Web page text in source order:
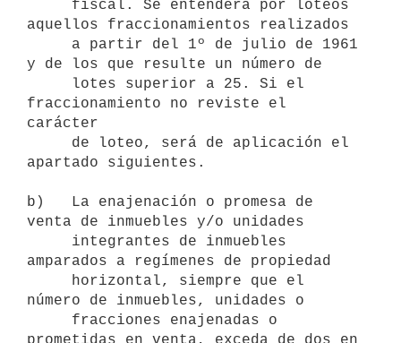
aquellos fraccionamientos realizados
y de los que resulte un número de
fraccionamiento no reviste el
carácter
apartado siguientes.
b)   La enajenación o promesa de
venta de inmuebles y/o unidades
amparados a regímenes de propiedad
número de inmuebles, unidades o